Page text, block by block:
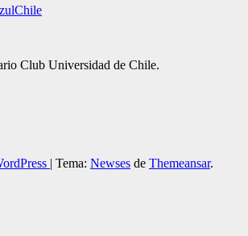
Club Universidad de Chile.
| Tema: Newses de Themeansar.